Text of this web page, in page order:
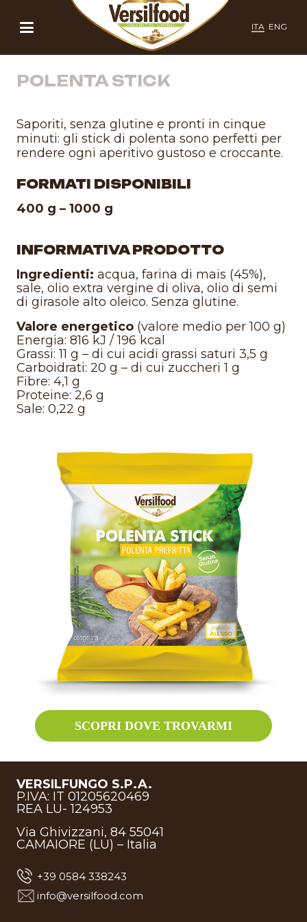
ITA ENG
POLENTA STICK
Saporiti, senza glutine e pronti in cinque
minuti: gli stick di polenta sono perfetti per
rendere ogni aperitivo gustoso e croccante.
FORMATI DISPONIBILI
400 g – 1000 g
INFORMATIVA PRODOTTO
Ingredienti: acqua, farina di mais (45%),
sale, olio extra vergine di oliva, olio di semi
di girasole alto oleico. Senza glutine.
Valore energetico (valore medio per 100 g)
Energia: 816 kJ / 196 kcal
Grassi: 11 g – di cui acidi grassi saturi 3,5 g
Carboidrati: 20 g – di cui zuccheri 1 g
Fibre: 4,1 g
Proteine: 2,6 g
Sale: 0,22 g
SCOPRI DOVE TROVARMI
VERSILFUNGO S.P.A.
P.IVA: IT 01205620469
REA LU- 124953
Via Ghivizzani, 84 55041
CAMAIORE (LU) – Italia
+39 0584 338243
info@versilfood.com